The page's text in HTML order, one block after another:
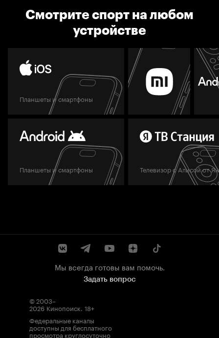
Смотрите спорт на любом
устройстве
Планшеты и смартфоны
Планшеты и смартфоны Телевизор с Алисой от
Мы всегда готовы вам помочь.
Задать вопрос
© 2003–
2026 Кинопоиск. 18+
Федеральные каналы
доступны для бесплатного
просмотра круглосуточно